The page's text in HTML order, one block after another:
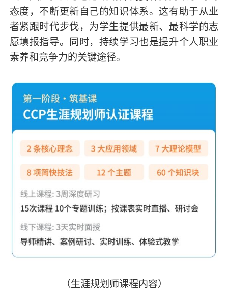
态度，不断更新自己的知识体系。这有助于从业
者紧跟时代步伐，为学生提供最新、最科学的志
愿填报指导。同时，持续学习也是提升个人职业
素养和竞争力的关键途径。
（生涯规划师课程内容）